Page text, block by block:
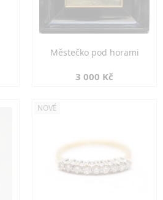
Městečko pod horami
3 000 Kč
NOVÉ